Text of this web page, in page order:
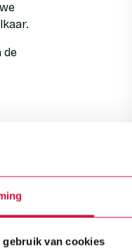
gebruik van cookies
de
ze eerder hebben